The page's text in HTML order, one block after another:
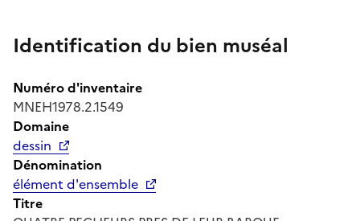
Identification du bien muséal
Numéro d'inventaire
MNEH1978.2.1549
Domaine
dessin
Dénomination
élément d'ensemble
Titre